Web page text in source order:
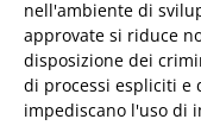
nell'ambiente di
approvate si riduce
disposizione dei
di processi espliciti e
impediscano l'uso di